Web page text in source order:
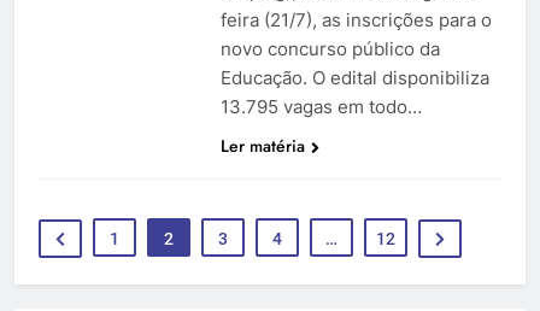
feira (21/7), as inscrições para o
novo concurso público da
Educação. O edital disponibiliza
13.795 vagas em todo…
Ler matéria
1 2 3 4 … 12